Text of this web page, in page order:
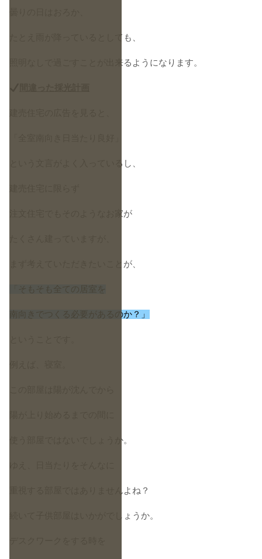
たとえ雨が降っているとしても、
照明なしで過ごすことが出来るようになります。
という文言がよく入っているし、
注文住宅でもそのようなお家が
まず考えていただきたいことが、
「そもそも全ての居室を
南向きでつくる必要があるのか？」
使う部屋ではないでしょうか。
重視する部屋ではありませんよね？
続いて子供部屋はいかがでしょうか。